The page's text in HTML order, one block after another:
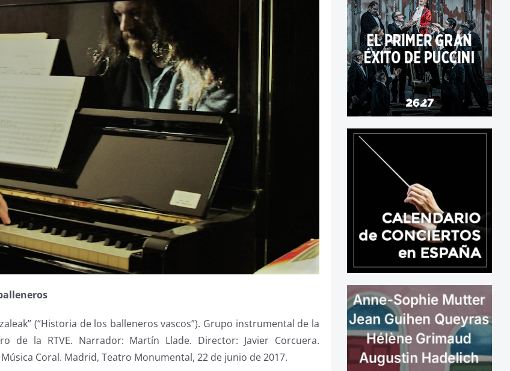
(“Historia de los balleneros vascos”). Grupo instrumental de la
de la RTVE. Narrador: Martín Llade. Director: Javier Corcuera.
Coral. Madrid, Teatro Monumental, 22 de junio de 2017.